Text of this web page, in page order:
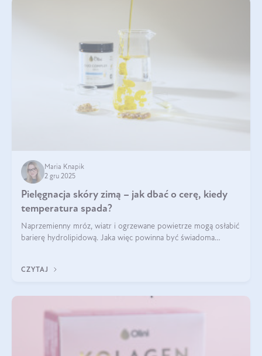
Maria Knapik
2 gru 2025
Pielęgnacja skóry zimą – jak dbać o cerę, kiedy
temperatura spada?
Naprzemienny mróz, wiatr i ogrzewane powietrze mogą osłabić
barierę hydrolipidową. Jaka więc powinna być świadoma
CZYTAJ